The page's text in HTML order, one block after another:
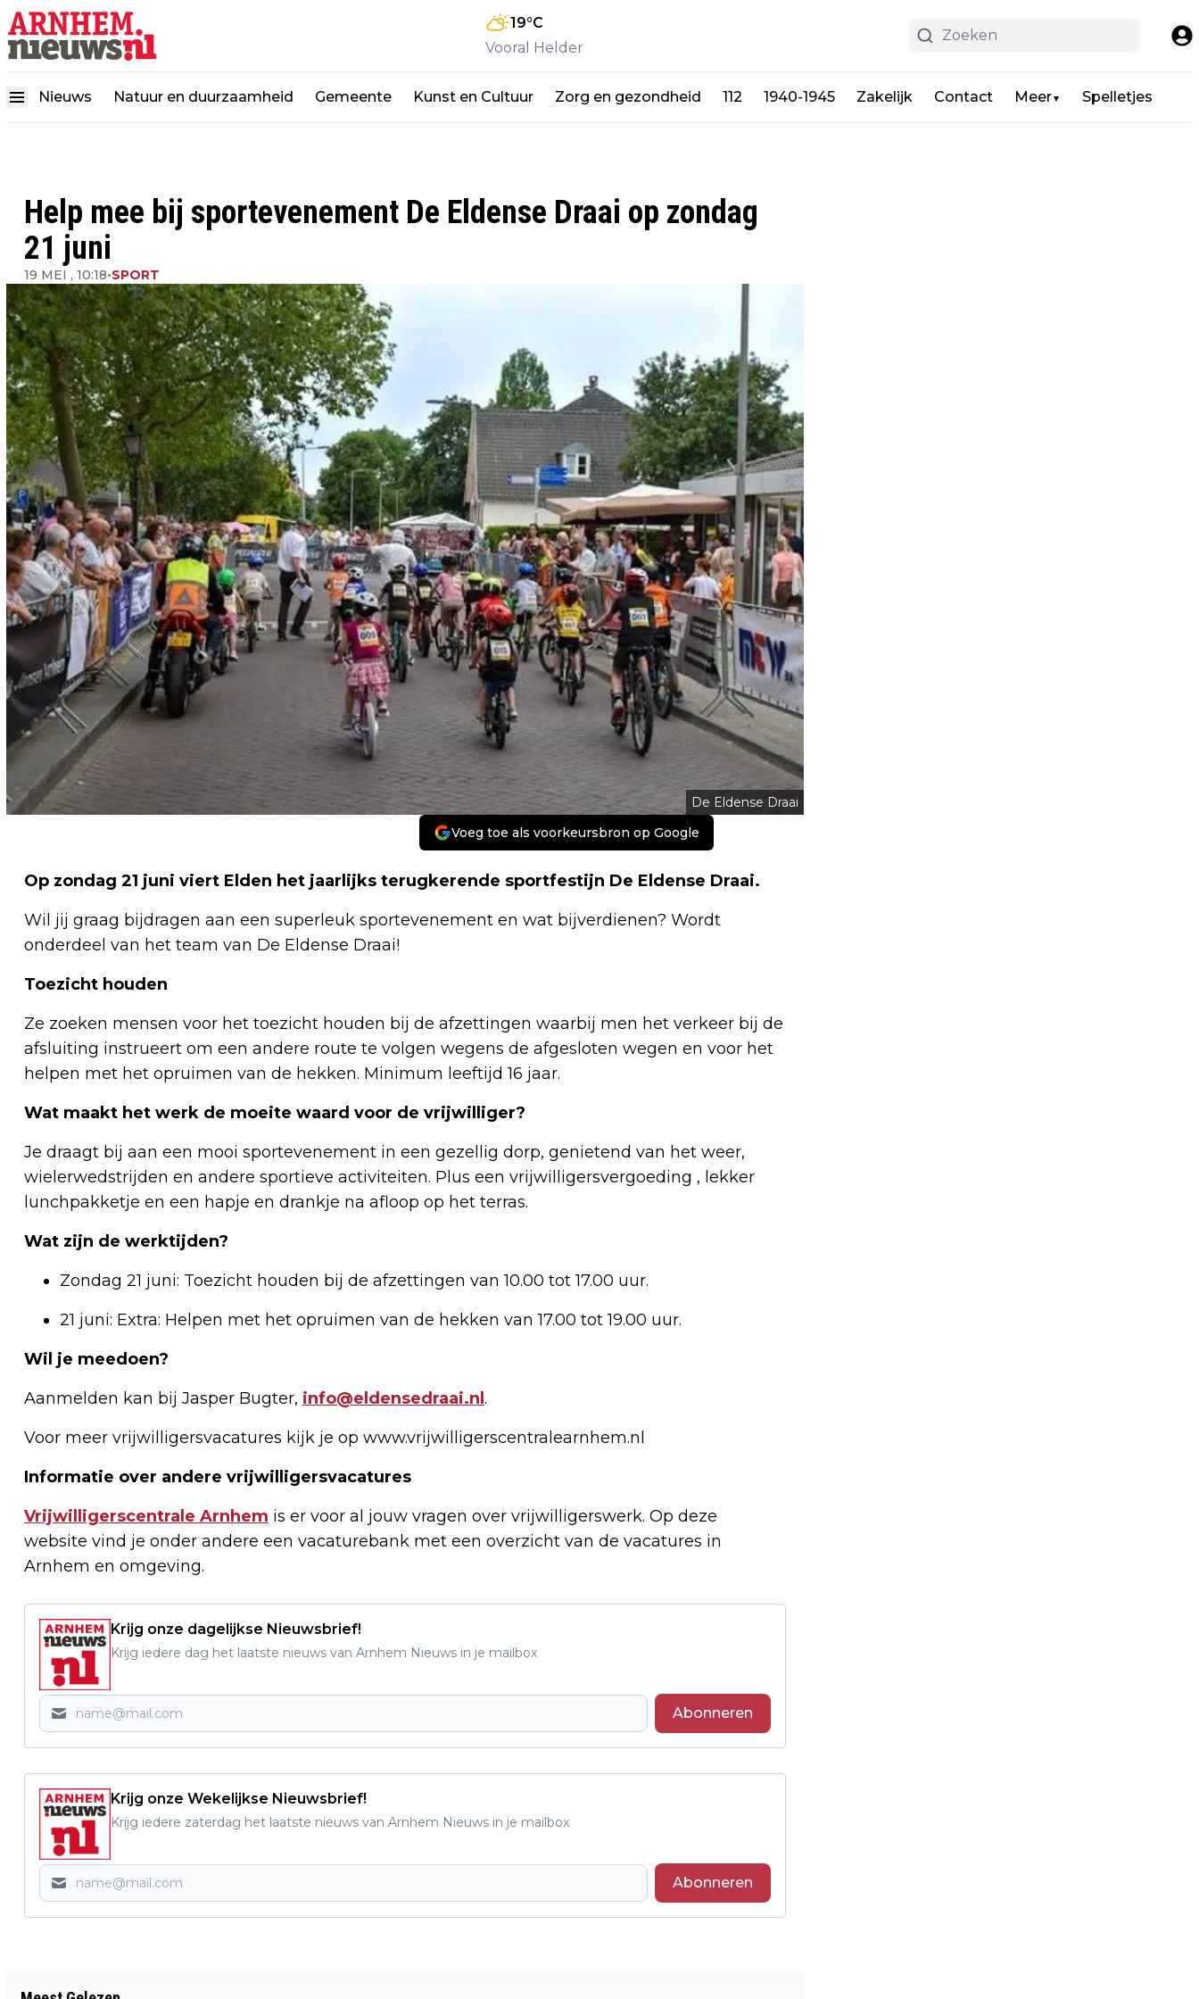
19°C
Vooral Helder
Nieuws Natuur en duurzaamheid Gemeente Kunst en Cultuur Zorg en gezondheid 112 1940-1945 Zakelijk Contact Meer▼ Spelletjes
Help mee bij sportevenement De Eldense Draai op zondag
21 juni
19 MEI , 10:18•SPORT
De Eldense Draai
Voeg toe als voorkeursbron op Google
Op zondag 21 juni viert Elden het jaarlijks terugkerende sportfestijn De Eldense Draai.
Wil jij graag bijdragen aan een superleuk sportevenement en wat bijverdienen? Wordt
onderdeel van het team van De Eldense Draai!
Toezicht houden
Ze zoeken mensen voor het toezicht houden bij de afzettingen waarbij men het verkeer bij de
afsluiting instrueert om een andere route te volgen wegens de afgesloten wegen en voor het
helpen met het opruimen van de hekken. Minimum leeftijd 16 jaar.
Wat maakt het werk de moeite waard voor de vrijwilliger?
Je draagt bij aan een mooi sportevenement in een gezellig dorp, genietend van het weer,
wielerwedstrijden en andere sportieve activiteiten. Plus een vrijwilligersvergoeding , lekker
lunchpakketje en een hapje en drankje na afloop op het terras.
Wat zijn de werktijden?
Zondag 21 juni: Toezicht houden bij de afzettingen van 10.00 tot 17.00 uur.
21 juni: Extra: Helpen met het opruimen van de hekken van 17.00 tot 19.00 uur.
Wil je meedoen?
Aanmelden kan bij Jasper Bugter, info@eldensedraai.nl .
Voor meer vrijwilligersvacatures kijk je op www.vrijwilligerscentralearnhem.nl
Informatie over andere vrijwilligersvacatures
Vrijwilligerscentrale Arnhem is er voor al jouw vragen over vrijwilligerswerk. Op deze
website vind je onder andere een vacaturebank met een overzicht van de vacatures in
Arnhem en omgeving.
Krijg onze dagelijkse Nieuwsbrief!
Krijg iedere dag het laatste nieuws van Arnhem Nieuws in je mailbox
Abonneren
Krijg onze Wekelijkse Nieuwsbrief!
Krijg iedere zaterdag het laatste nieuws van Arnhem Nieuws in je mailbox
Abonneren